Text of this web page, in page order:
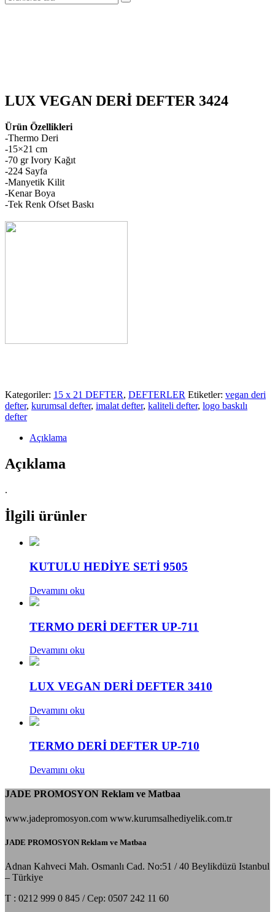
LUX VEGAN DERİ DEFTER 3424
Ürün Özellikleri
-Thermo Deri
-15×21 cm
-70 gr Ivory Kağıt
-224 Sayfa
-Manyetik Kilit
-Kenar Boya
-Tek Renk Ofset Baskı
Kategoriler: 15 x 21 DEFTER, DEFTERLER Etiketler: vegan deri
defter, kurumsal defter, imalat defter, kaliteli defter, logo baskılı
defter
Açıklama
Açıklama
.
İlgili ürünler
KUTULU HEDİYE SETİ 9505
Devamını oku
TERMO DERİ DEFTER UP-711
Devamını oku
LUX VEGAN DERİ DEFTER 3410
Devamını oku
TERMO DERİ DEFTER UP-710
Devamını oku
JADE PROMOSYON Reklam ve Matbaa
www.jadepromosyon.com www.kurumsalhediyelik.com.tr
JADE PROMOSYON Reklam ve Matbaa
Adnan Kahveci Mah. Osmanlı Cad. No:51 / 40 Beylikdüzü Istanbul
– Türkiye
T : 0212 999 0 845 / Cep: 0507 242 11 60